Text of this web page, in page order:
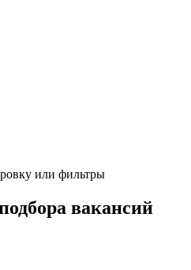
или фильтры
вакансий